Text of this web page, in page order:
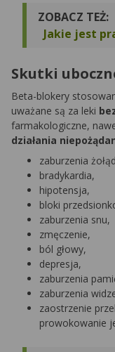
ZOBACZ TEŻ:
Jakie jest
Skutki
Beta-blokery
uważane są za leki
farmakologiczne,
działania
zaburzenia
bradykardia,
hipotensja,
bloki
zaburzenia snu,
zmęczenie,
ból głowy,
depresja,
zaburzenia
zaburzenia
zaostrzenie
prowokowanie